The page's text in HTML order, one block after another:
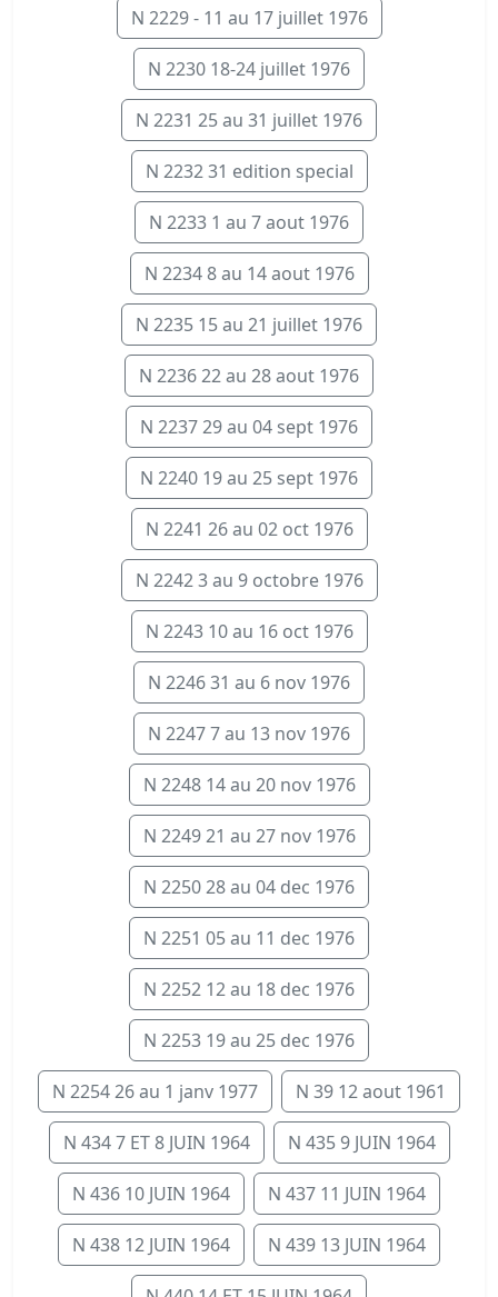
N 2229 - 11 au 17 juillet 1976
N 2230 18-24 juillet 1976
N 2231 25 au 31 juillet 1976
N 2232 31 edition special
N 2233 1 au 7 aout 1976
N 2234 8 au 14 aout 1976
N 2235 15 au 21 juillet 1976
N 2236 22 au 28 aout 1976
N 2237 29 au 04 sept 1976
N 2240 19 au 25 sept 1976
N 2241 26 au 02 oct 1976
N 2242 3 au 9 octobre 1976
N 2243 10 au 16 oct 1976
N 2246 31 au 6 nov 1976
N 2247 7 au 13 nov 1976
N 2248 14 au 20 nov 1976
N 2249 21 au 27 nov 1976
N 2250 28 au 04 dec 1976
N 2251 05 au 11 dec 1976
N 2252 12 au 18 dec 1976
N 2253 19 au 25 dec 1976
N 2254 26 au 1 janv 1977 N 39 12 aout 1961
N 434 7 ET 8 JUIN 1964 N 435 9 JUIN 1964
N 436 10 JUIN 1964 N 437 11 JUIN 1964
N 438 12 JUIN 1964 N 439 13 JUIN 1964